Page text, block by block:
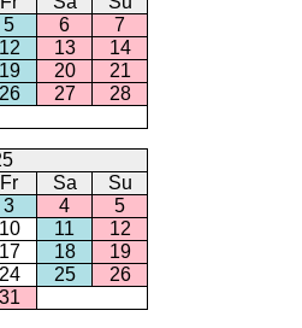
5 6
7
12 13
14
19 20
21
26 27
28
Fr Sa
Su
3 4
5
10 11
12
17 18
19
24 25
26
31